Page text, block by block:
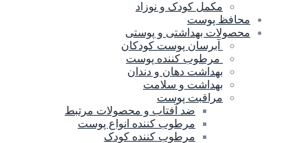
مکمل کودک و نوزاد
محافظ پوست
محصولات بهداشتی و پوستی
آبرسان پوست کودکان
مرطوب کننده پوست
بهداشت دهان و دندان
بهداشت و سلامت
مراقبت پوست
ضد آفتاب و محصولات مرتبط
مرطوب کننده انواع پوست
مرطوب کننده کودک